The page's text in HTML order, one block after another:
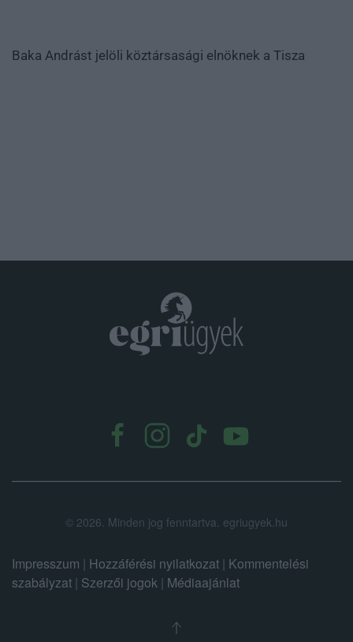
Baka Andrást jelöli köztársasági elnöknek a Tisza
© 2026. Minden jog fenntartva. egriugyek.hu
Impresszum | Hozzáférési nyilatkozat | Kommentelési
szabályzat | Szerzői jogok | Médiaajánlat